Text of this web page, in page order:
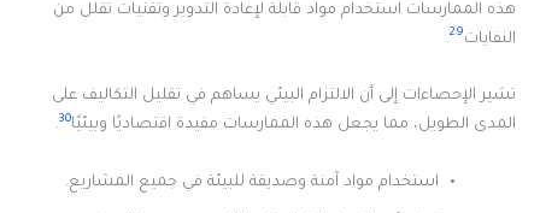
هذه الممارسات استخدام مواد قابلة لإعادة التدوير وتقنيات تقلل من
النفايات29
.
تشير الإحصاءات إلى أن الالتزام البيئي يساهم في تقليل التكاليف على
المدى الطويل، مما يجعل هذه الممارسات مفيدة اقتصاديًا وبيئيًا30
.
استخدام مواد آمنة وصديقة للبيئة في جميع المشاريع.